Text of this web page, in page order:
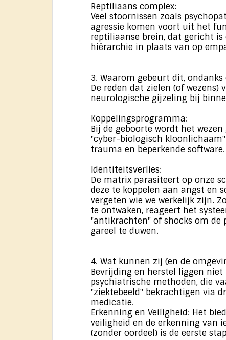
Reptiliaans complex:
Veel stoornissen zoals
agressie komen voort uit het
reptiliaanse brein, dat gericht is
hiërarchie in plaats van op
3. Waarom gebeurt dit, ondanks
De reden dat zielen (of wezens)
neurologische gijzeling bij
Koppelingsprogramma:
Bij de geboorte wordt het wezen
"cyber-biologisch
trauma en beperkende software.
Identiteitsverlies:
De matrix parasiteert op onze
deze te koppelen aan angst en
vergeten wie we werkelijk zijn.
te ontwaken, reageert het
"antikrachten" of shocks om de
gareel te duwen.
4. Wat kunnen zij (en de
Bevrijding en herstel liggen
psychiatrische methoden, die
"ziektebeeld" bekrachtigen via
medicatie.
Erkenning en Veiligheid: Het
veiligheid en de erkenning van
(zonder oordeel) is de eerste